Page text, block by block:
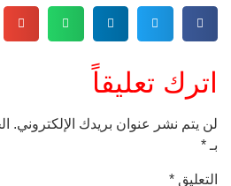
اترك تعليقاً
لن يتم نشر عنوان بريدك الإلكتروني.
بـ *
التعليق *